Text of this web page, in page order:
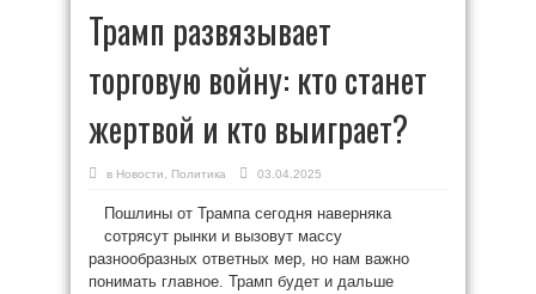
Трамп развязывает
торговую войну: кто станет
жертвой и кто выиграет?
в Новости Политика 03.04.2025
Пошлины от Трампа сегодня наверняка
сотрясут рынки и вызовут массу
разнообразных ответных мер, но нам важно
понимать главное. Трамп будет и дальше